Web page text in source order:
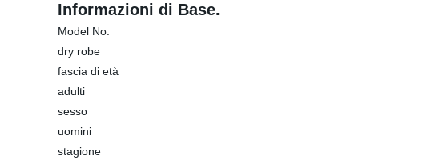
Informazioni di Base.
Model No.
dry robe
fascia di età
adulti
sesso
uomini
stagione